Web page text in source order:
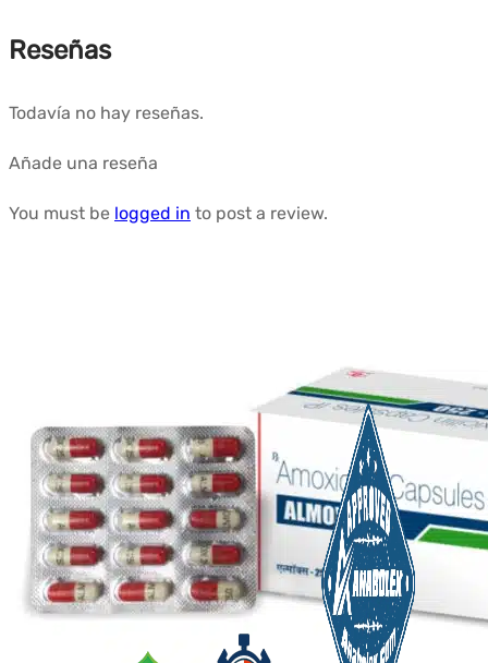
Reseñas
Todavía no hay reseñas.
Añade una reseña
You must be logged in to post a review.